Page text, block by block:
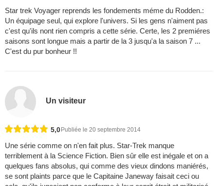
Star trek Voyager reprends les fondements méme du Rodden.:
Un équipage seul, qui explore l'univers. Si les gens n'aiment pas
c'est qu'ils nont rien compris a cette série. Certe, les 2 premiéres
saisons sont longue mais a partir de la 3 jusqu'a la saison 7 ...
C'est du pur bonheur !!
Un visiteur
5,0Publiée le 20 septembre 2014
Une série comme on n'en fait plus. Star-Trek manque
terriblement à la Science Fiction. Bien sûr elle est inégale et on a
quelques fans absolus, qui comme des vieux dindons maniérés,
se sont plaints parce que le Capitaine Janeway faisait ceci ou